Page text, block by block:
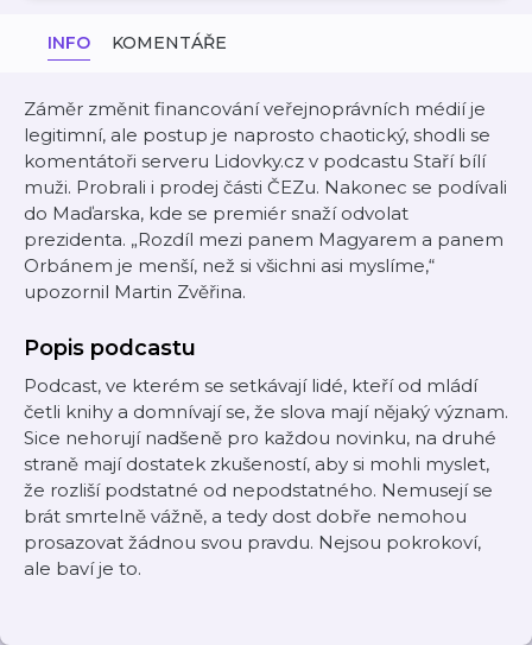
INFO KOMENTÁŘE
Záměr změnit financování veřejnoprávních médií je
legitimní, ale postup je naprosto chaotický, shodli se
komentátoři serveru Lidovky.cz v podcastu Staří bílí
muži. Probrali i prodej části ČEZu. Nakonec se podívali
do Maďarska, kde se premiér snaží odvolat
prezidenta. „Rozdíl mezi panem Magyarem a panem
Orbánem je menší, než si všichni asi myslíme,“
upozornil Martin Zvěřina.
Popis podcastu
Podcast, ve kterém se setkávají lidé, kteří od mládí
četli knihy a domnívají se, že slova mají nějaký význam.
Sice nehorují nadšeně pro každou novinku, na druhé
straně mají dostatek zkušeností, aby si mohli myslet,
že rozliší podstatné od nepodstatného. Nemusejí se
brát smrtelně vážně, a tedy dost dobře nemohou
prosazovat žádnou svou pravdu. Nejsou pokrokoví,
ale baví je to.